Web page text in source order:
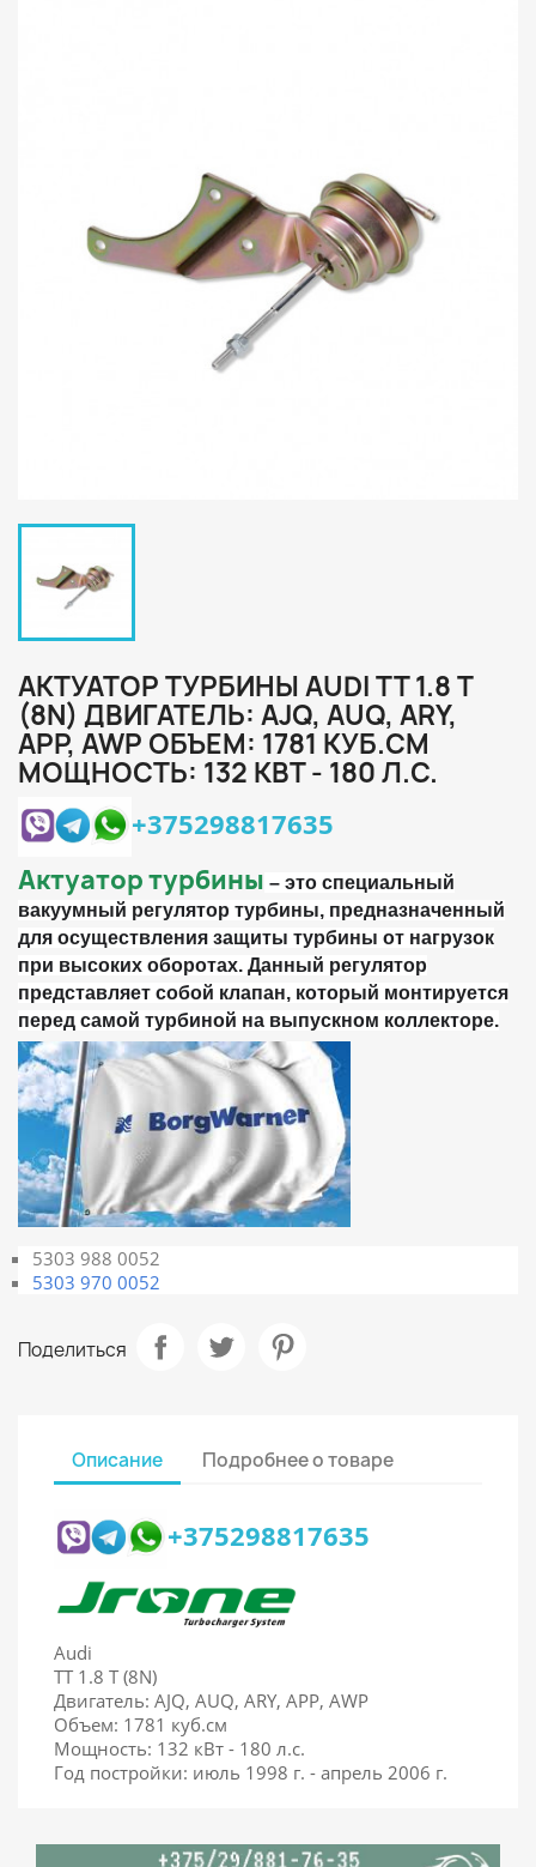
АКТУАТОР ТУРБИНЫ AUDI TT 1.8 T
(8N) ДВИГАТЕЛЬ: AJQ, AUQ, ARY,
APP, AWP ОБЪЕМ: 1781 КУБ.СМ
МОЩНОСТЬ: 132 КВТ - 180 Л.С.
+375298817635
Актуатор турбины – это специальный
вакуумный регулятор турбины, предназначенный
для осуществления защиты турбины от нагрузок
при высоких оборотах. Данный регулятор
представляет собой клапан, который монтируется
перед самой турбиной на выпускном коллекторе.
5303 988 0052
5303 970 0052
Поделиться
Описание Подробнее о товаре
+375298817635
Audi
TT 1.8 T (8N)
Двигатель: AJQ, AUQ, ARY, APP, AWP
Объем: 1781 куб.см
Мощность: 132 кВт - 180 л.с.
Год постройки: июль 1998 г. - апрель 2006 г.